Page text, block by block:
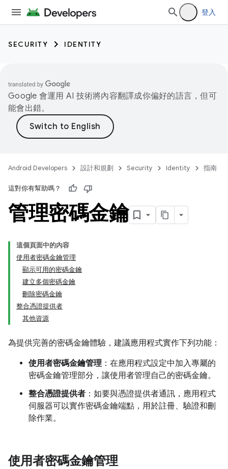
登入
SECURITY IDENTITY
Google 會運用 AI 技術將內容翻譯成你偏好的語言，但可
能會出錯。
Android Developers 設計和規劃 Security Identity 指南
這對你有幫助嗎？
管理密碼金鑰
這個頁面中的內容
使用者密碼金鑰管理
顯示可用的密碼金鑰
建立多個密碼金鑰
刪除密碼金鑰
整合憑證提供者
其他資源
為提供完善的密碼金鑰體驗，建議應用程式實作下列功能：
使用者密碼金鑰管理：在應用程式設定中加入專屬的
密碼金鑰管理部分，讓使用者管理自己的密碼金鑰。
整合憑證提供者 ：如要與憑證提供者通訊，應用程式
伺服器可以實作密碼金鑰端點，用於註冊、驗證和刪
除作業。
使用者密碼金鑰管理